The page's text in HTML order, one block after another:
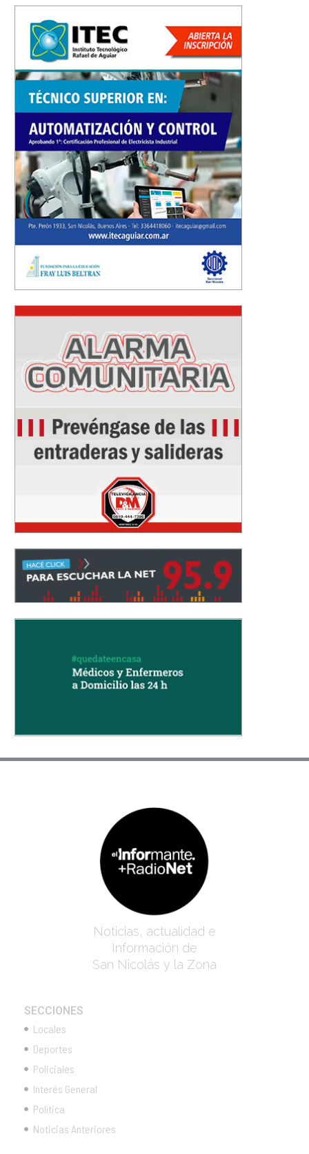
Noticias, actualidad e
Información de
San Nicolás y la Zona
SECCIONES
Locales
Deportes
Policiales
Interés General
Política
Noticias Anteriores